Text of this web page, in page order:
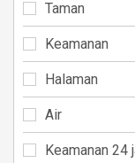
Taman
Keamanan
Halaman
Air
Keamanan 24